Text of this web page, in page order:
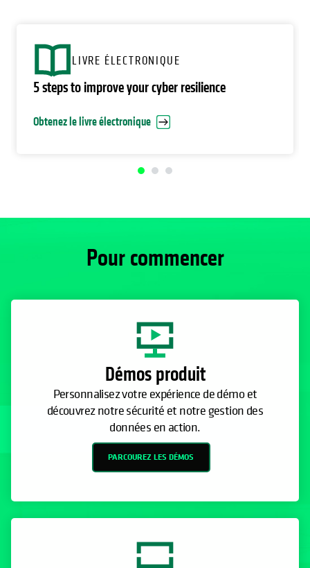
LIVRE ÉLECTRONIQUE
5 steps to improve your cyber resilience
Obtenez le livre électronique
Pour commencer
Démos produit
Personnalisez votre expérience de démo et
découvrez notre sécurité et notre gestion des
données en action.
PARCOUREZ LES DÉMOS